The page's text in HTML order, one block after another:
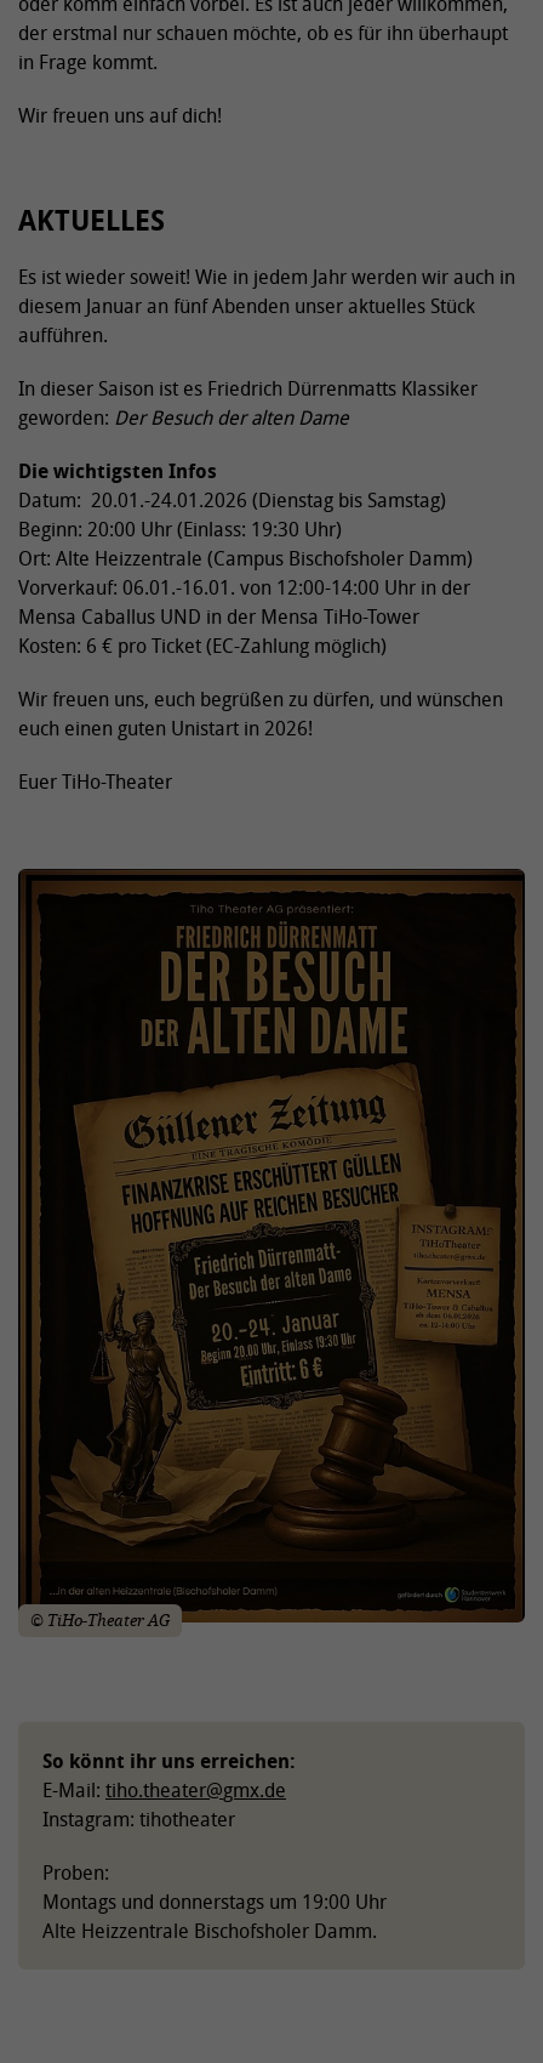
der erstmal nur schauen möchte, ob es für ihn überhaupt
in Frage kommt.
Wir freuen uns auf dich!
AKTUELLES
Es ist wieder soweit! Wie in jedem Jahr werden wir auch in
diesem Januar an fünf Abenden unser aktuelles Stück
aufführen.
In dieser Saison ist es Friedrich Dürrenmatts Klassiker
geworden: Der Besuch der alten Dame
Die wichtigsten Infos
Datum: 20.01.-24.01.2026 (Dienstag bis Samstag)
Beginn: 20:00 Uhr (Einlass: 19:30 Uhr)
Ort: Alte Heizzentrale (Campus Bischofsholer Damm)
Vorverkauf: 06.01.-16.01. von 12:00-14:00 Uhr in der
Mensa Caballus UND in der Mensa TiHo-Tower
Kosten: 6 € pro Ticket (EC-Zahlung möglich)
Wir freuen uns, euch begrüßen zu dürfen, und wünschen
euch einen guten Unistart in 2026!
Euer TiHo-Theater
© TiHo-Theater AG
So könnt ihr uns erreichen:
E-Mail: tiho.theater@gmx.de
Instagram: tihotheater
Proben:
Montags und donnerstags um 19:00 Uhr
Alte Heizzentrale Bischofsholer Damm.